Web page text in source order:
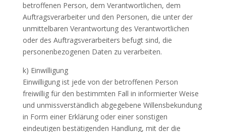
betroffenen Person, dem Verantwortlichen, dem
Auftragsverarbeiter und den Personen, die unter der
unmittelbaren Verantwortung des Verantwortlichen
oder des Auftragsverarbeiters befugt sind, die
personenbezogenen Daten zu verarbeiten.
k) Einwilligung
Einwilligung ist jede von der betroffenen Person
freiwillig für den bestimmten Fall in informierter Weise
und unmissverständlich abgegebene Willensbekundung
in Form einer Erklärung oder einer sonstigen
eindeutigen bestätigenden Handlung, mit der die